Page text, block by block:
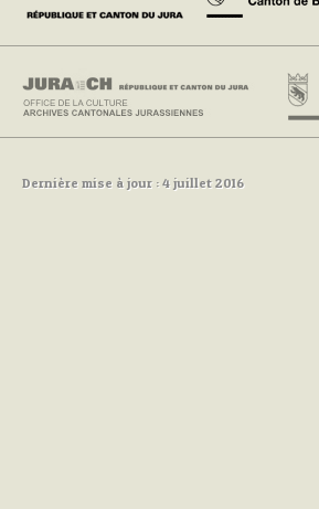
Dernière mise à jour : 4 juillet 2016